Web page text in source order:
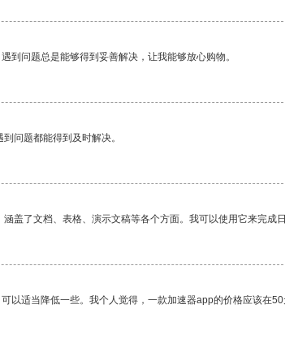
到问题总是能够得到妥善解决，让我能够放心购物。
问题都能得到及时解决。
盖了文档、表格、演示文稿等各个方面。我可以使用它来完成
以适当降低一些。我个人觉得，一款加速器app的价格应该在50